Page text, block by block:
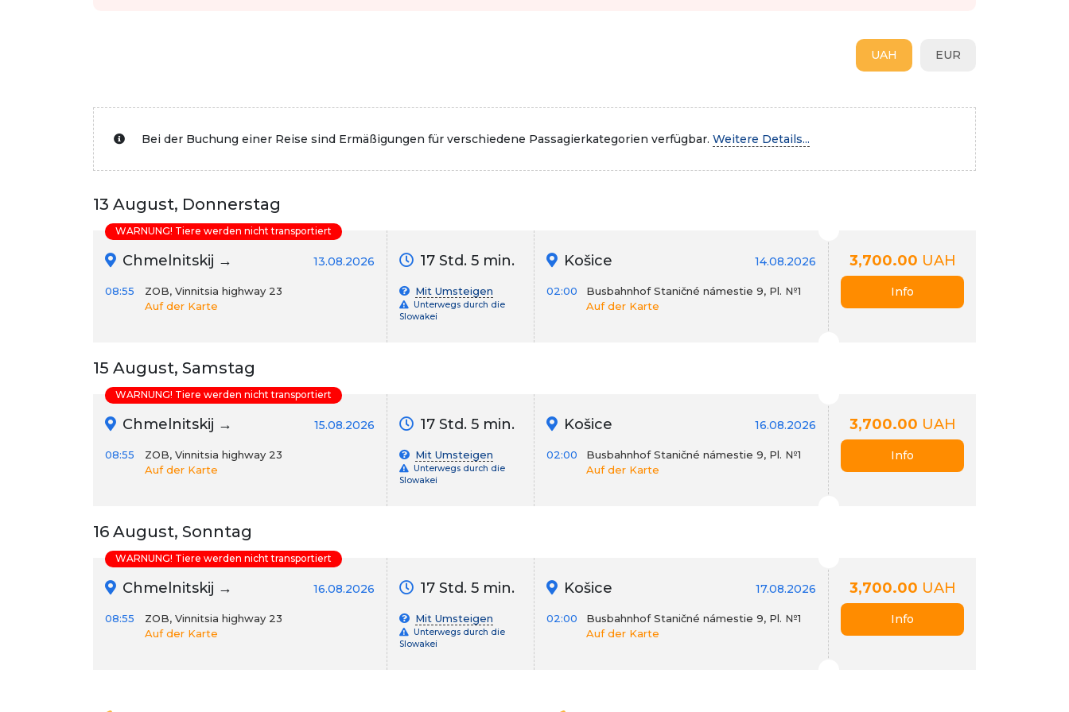
EUR
UAH
Bei der Buchung einer Reise sind Ermäßigungen für verschiedene Passagierkategorien verfügbar. Weitere Details...
13 August, Donnerstag
Chmelnitskij → 13.08.2026
08:55
ZOB, Vinnitsia highway 23
Auf der Karte
17 Std. 5 min.
Mit Umsteigen
Unterwegs durch die
Slowakei
Košice 14.08.2026
02:00
Busbahnhof Staničné námestie 9, Pl. №1
Auf der Karte
3,700.00 UAH
Info
WARNUNG! Tiere werden nicht transportiert
15 August, Samstag
Chmelnitskij → 15.08.2026
08:55
ZOB, Vinnitsia highway 23
Auf der Karte
17 Std. 5 min.
Mit Umsteigen
Unterwegs durch die
Slowakei
Košice 16.08.2026
02:00
Busbahnhof Staničné námestie 9, Pl. №1
Auf der Karte
3,700.00 UAH
Info
WARNUNG! Tiere werden nicht transportiert
16 August, Sonntag
Chmelnitskij → 16.08.2026
08:55
ZOB, Vinnitsia highway 23
Auf der Karte
17 Std. 5 min.
Mit Umsteigen
Unterwegs durch die
Slowakei
Košice 17.08.2026
02:00
Busbahnhof Staničné námestie 9, Pl. №1
Auf der Karte
3,700.00 UAH
Info
WARNUNG! Tiere werden nicht transportiert